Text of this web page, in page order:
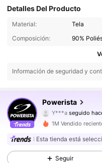
Detalles Del Producto
Material:
Tela
Composición:
90%
Información de seguridad y
Powerista
Y***aseguido hace
a***4está
4,86
358K
4,86 358K
1M Vendido
Esta tienda está
Seguir